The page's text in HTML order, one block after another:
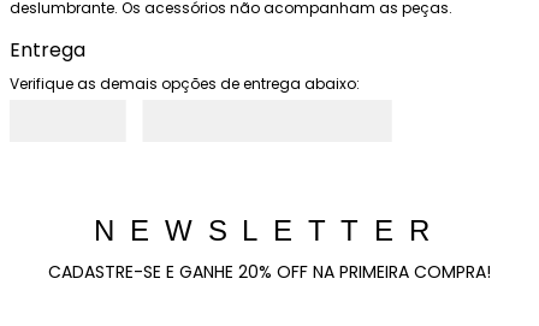
deslumbrante. Os acessórios não acompanham as peças.
Entrega
Verifique as demais opções de entrega abaixo:
NEWSLETTER
CADASTRE-SE E GANHE 20% OFF NA PRIMEIRA COMPRA!